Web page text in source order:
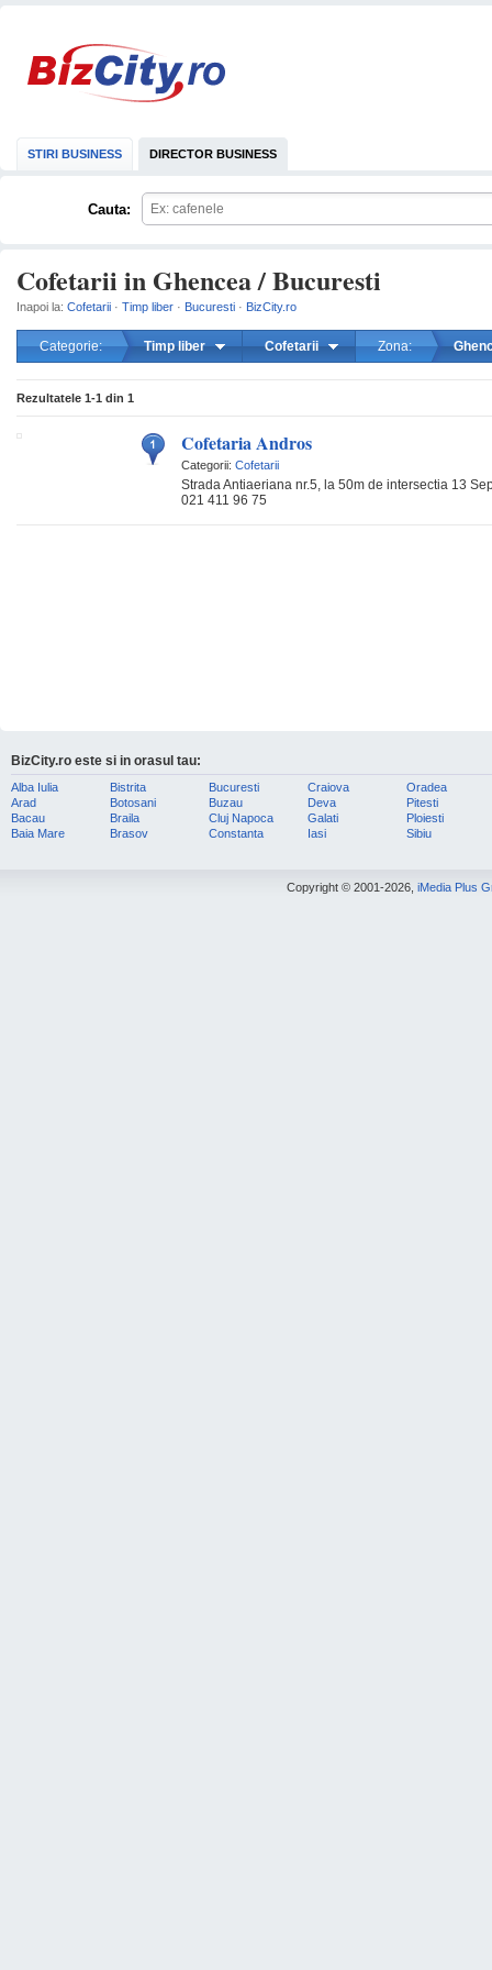
STIRI BUSINESS DIRECTOR BUSINESS
Cauta:
Cofetarii in Ghencea / Bucuresti
Inapoi la: Cofetarii · Timp liber · Bucuresti · BizCity.ro
Categorie: Timp liber Cofetarii Zona:
Rezultatele 1-1 din 1
Cofetaria Andros
Categorii: Cofetarii
Strada Antiaeriana nr.5, la 50m de intersectia 13
021 411 96 75
BizCity.ro este si in orasul tau:
Alba Iulia
Arad
Bacau
Baia Mare
Bistrita
Botosani
Braila
Brasov
Bucuresti
Buzau
Cluj Napoca
Constanta
Craiova
Deva
Galati
Iasi
Oradea
Pitesti
Ploiesti
Sibiu
Copyright © 2001-2026, iMedia Plus